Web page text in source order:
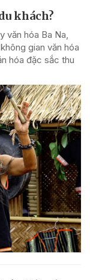
khách?
văn hóa Ba Na,
gian văn hóa
hóa đặc sắc thu